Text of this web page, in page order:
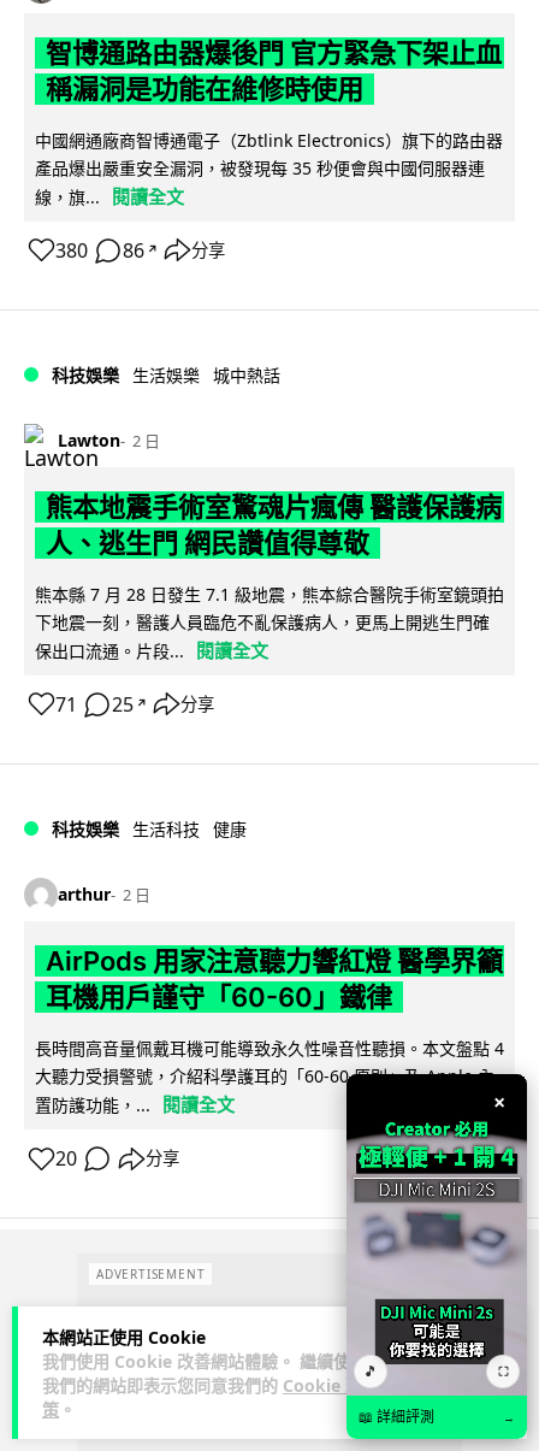
本網站正使用 Cookie
我們使用 Cookie 改善網站體驗。 繼續使用
我們的網站即表示您同意我們的 Cookie 政
策 。
智博通路由器爆後門 官方緊急下架止血
稱漏洞是功能在維修時使用
中國網通廠商智博通電子（Zbtlink Electronics）旗下的路由器
產品爆出嚴重安全漏洞，被發現每 35 秒便會與中國伺服器連
線，旗...
閱讀全文
380 86 ↗ 分享
科技娛樂 生活娛樂 城中熱話
Lawton 2 日
熊本地震手術室驚魂片瘋傳 醫護保護病
人、逃生門 網民讚值得尊敬
熊本縣 7 月 28 日發生 7.1 級地震，熊本綜合醫院手術室鏡頭拍
下地震一刻，醫護人員臨危不亂保護病人，更馬上開逃生門確
保出口流通。片段...
閱讀全文
71 25 ↗ 分享
科技娛樂 生活科技 健康
arthur 2 日
AirPods 用家注意聽力響紅燈 醫學界籲
耳機用戶謹守「60-60」鐵律
長時間高音量佩戴耳機可能導致永久性噪音性聽損。本文盤點 4
大聽力受損警號，介紹科學護耳的「60-60 原則」及 Apple 內
置防護功能，...
閱讀全文
20 分享
ADVERTISEMENT
×
🎵 ⛶
📖 詳細評測 →